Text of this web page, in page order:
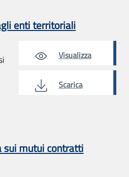
enti territoriali
Visualizza
Scarica
sui mutui contratti